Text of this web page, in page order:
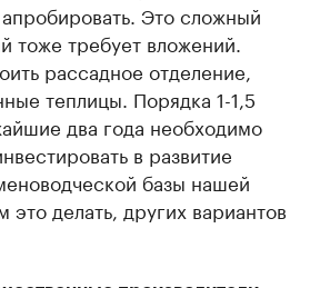
Это сложный
тоже требует вложений.
рассадное отделение,
теплицы. Порядка 1-1,5
два года необходимо
в развитие
базы нашей
делать, других вариантов